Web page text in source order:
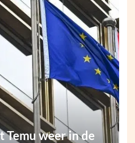
Temu weer in de